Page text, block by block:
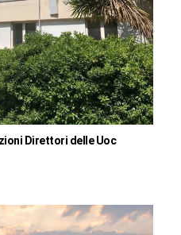
Direttori delle Uoc